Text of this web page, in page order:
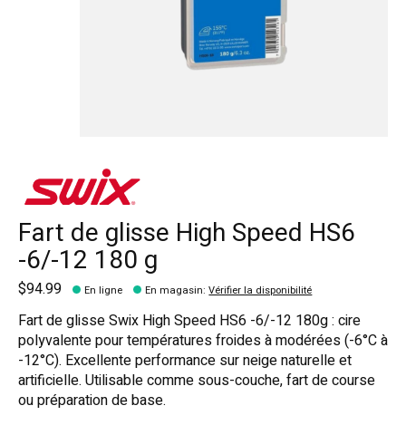
Fart de glisse High Speed HS6
-6/-12 180 g
$94.99 En ligne En magasin:Vérifier la disponibilité
Fart de glisse Swix High Speed HS6 -6/-12 180g : cire
polyvalente pour températures froides à modérées (-6°C à
-12°C). Excellente performance sur neige naturelle et
artificielle. Utilisable comme sous-couche, fart de course
ou préparation de base.